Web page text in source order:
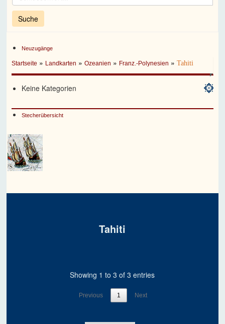
Neuzugänge
Startseite » Landkarten »Ozeanien » Franz.-Polynesien »Tahiti
Keine Kategorien
Stecherübersicht
Tahiti
Showing 1 to 3 of 3 entries
Previous 1 Next